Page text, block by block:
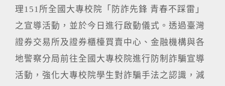
理151所全國大專校院「防詐先鋒 青春不踩雷」
之宣導活動，並於今日進行啟動儀式。透過臺灣
證券交易所及證券櫃檯買賣中心、金融機構與各
地警察分局前往全國大專校院進行防制詐騙宣導
活動，強化大專校院學生對詐騙手法之認識，減